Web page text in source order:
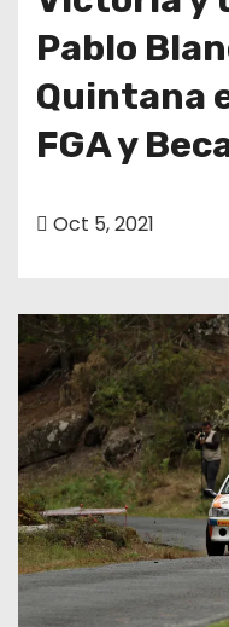
Pablo
Quintana
FGA y
Oct 5, 2021